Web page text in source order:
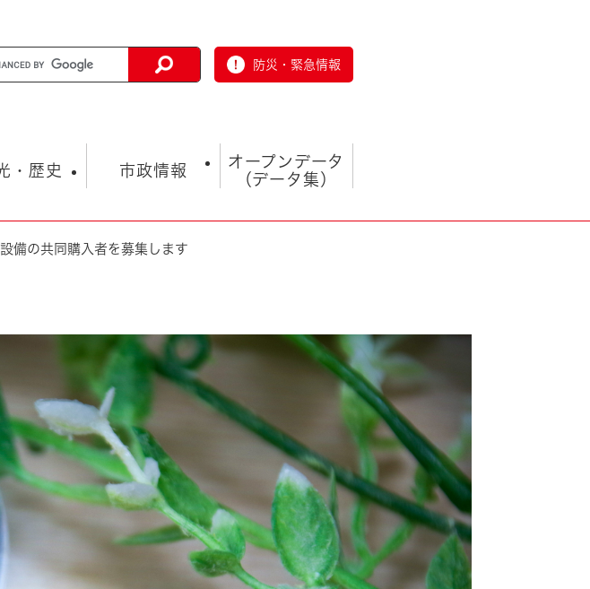
防災・緊急情報
ポーツ まちづくり・協働
福祉・介護
・歴史 市政情報
総合計画
職員採用情報
とじる
オープンデータ
（データ集）
データ
備の共同購入者を募集します